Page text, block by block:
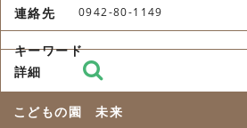
0942-80-1149
こどもの園 未来